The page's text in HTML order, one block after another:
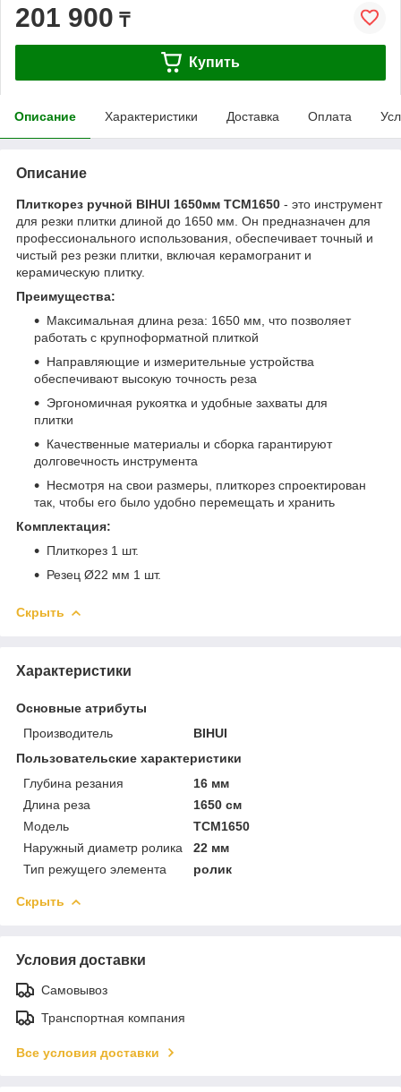
201 900 ₸
Купить
Описание Характеристики Доставка Оплата
Описание
Плиткорез ручной BIHUI 1650мм TCM1650 - это инструмент
для резки плитки длиной до 1650 мм. Он предназначен для
профессионального использования, обеспечивает точный и
чистый рез резки плитки, включая керамогранит и
керамическую плитку.
Преимущества:
Максимальная длина реза: 1650 мм, что позволяет
работать с крупноформатной плиткой
Направляющие и измерительные устройства
обеспечивают высокую точность реза
Эргономичная рукоятка и удобные захваты для
плитки
Качественные материалы и сборка гарантируют
долговечность инструмента
Несмотря на свои размеры, плиткорез спроектирован
так, чтобы его было удобно перемещать и хранить
Комплектация:
Плиткорез 1 шт.
Резец Ø22 мм 1 шт.
Скрыть
Характеристики
Основные атрибуты
Производитель
BIHUI
Пользовательские характеристики
Глубина резания
16 мм
Длина реза
1650 см
Модель
TCM1650
Наружный диаметр ролика
22 мм
Тип режущего элемента
ролик
Скрыть
Условия доставки
Самовывоз
Транспортная компания
Все условия доставки